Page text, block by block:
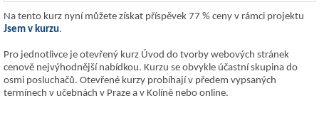
Na tento kurz nyní můžete získat příspěvek 77 % ceny v rámci projektu
Jsem v kurzu.
Pro jednotlivce je otevřený kurz Úvod do tvorby webových stránek
cenově nejvýhodnější nabídkou. Kurzu se obvykle účastní skupina do
osmi posluchačů. Otevřené kurzy probíhají v předem vypsaných
termínech v učebnách v Praze a v Kolíně nebo online.